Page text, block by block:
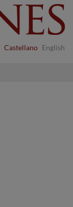
Castellano English